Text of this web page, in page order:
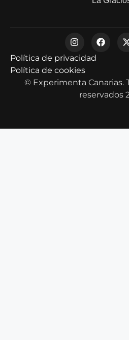
© Experimenta Canarias.
reservados
Política de privacidad
Política de cookies